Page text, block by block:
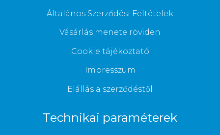
Általános Szerződési Feltételek
Vásárlás menete röviden
Cookie tájékoztató
Impresszum
Elállás a szerződéstől
Technikai paraméterek